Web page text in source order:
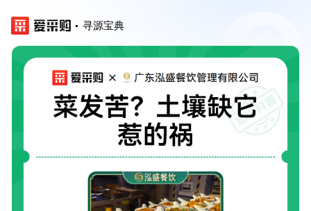
寻源宝典